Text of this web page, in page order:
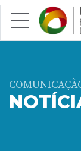
Saltar para